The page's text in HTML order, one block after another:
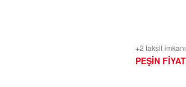
+2 taksit imkanı
PEŞİN